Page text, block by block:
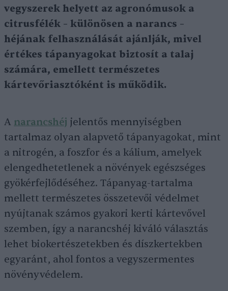
vegyszerek helyett az agronómusok a
citrusfélék – különösen a narancs –
héjának felhasználását ajánlják, mivel
értékes tápanyagokat biztosít a talaj
számára, emellett természetes
kártevőriasztóként is működik.
A narancshéj jelentős mennyiségben
tartalmaz olyan alapvető tápanyagokat, mint
a nitrogén, a foszfor és a kálium, amelyek
elengedhetetlenek a növények egészséges
gyökérfejlődéséhez. Tápanyag-tartalma
mellett természetes összetevői védelmet
nyújtanak számos gyakori kerti kártevővel
szemben, így a narancshéj kiváló választás
lehet biokertészetekben és díszkertekben
egyaránt, ahol fontos a vegyszermentes
növényvédelem.